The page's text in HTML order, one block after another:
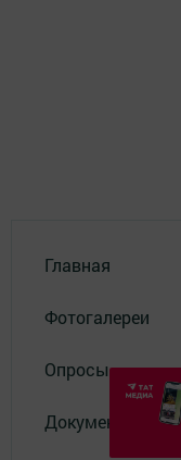
Главная
Фотогалереи
Опросы
Документы